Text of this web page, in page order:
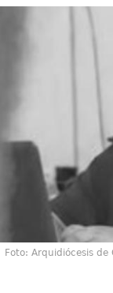
Foto: Arquidiócesis de